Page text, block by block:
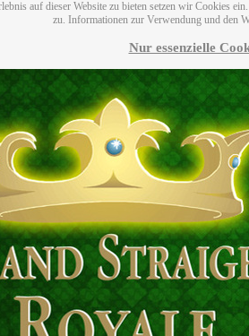
auf dieser Website zu bieten setzen wir Cookies
zu. Informationen zur Verwendung und den
Nur essenzielle